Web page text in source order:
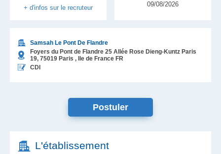
+ d'infos sur le recruteur
Samsah Le Pont De Flandre
Foyers du Pont de Flandre 25 Allée Rose Dieng-Kuntz Paris
19, 75019 Paris , Ile de France FR
CDI
09/08/2026
Postuler
L'établissement